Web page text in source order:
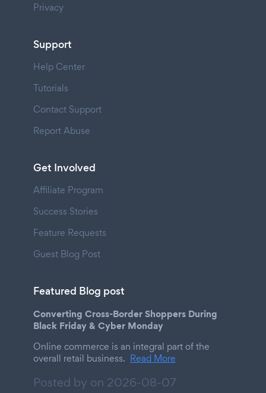
Privacy
Support
Help Center
Tutorials
Contact Support
Report Abuse
Get Involved
Affiliate Program
Success Stories
Feature Requests
Guest Blog Post
Featured Blog post
Converting Cross-Border Shoppers During
Black Friday & Cyber Monday
Online commerce is an integral part of the
overall retail business. Read More
Posted by on 2026-08-07